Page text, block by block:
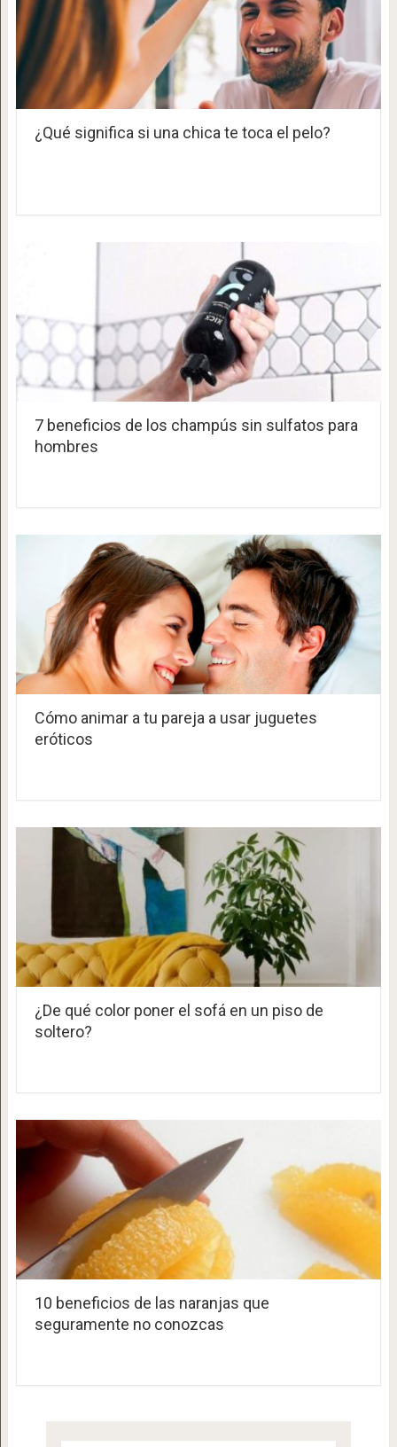
¿Qué significa si una chica te toca el pelo?
7 beneficios de los champús sin sulfatos para
hombres
Cómo animar a tu pareja a usar juguetes
eróticos
¿De qué color poner el sofá en un piso de
soltero?
10 beneficios de las naranjas que
seguramente no conozcas